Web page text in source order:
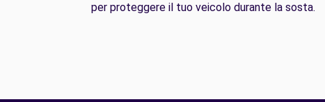
per proteggere il tuo veicolo durante la sosta.